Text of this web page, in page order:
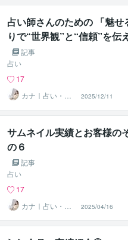
占い師さんのための 「魅せ
りで“世界観”と“信頼”を伝
記事
占い
17
カナ｜占い・ス
ピ系専門制作代
行
2025/12/11
サムネイル実績とお客様の
の６
記事
占い
17
カナ｜占い・ス
ピ系専門制作代
行
2025/04/16